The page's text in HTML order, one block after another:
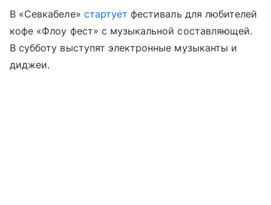
В «Севкабеле» стартует фестиваль для любителей
кофе «Флоу фест» с музыкальной составляющей.
В субботу выступят электронные музыканты и
диджеи.